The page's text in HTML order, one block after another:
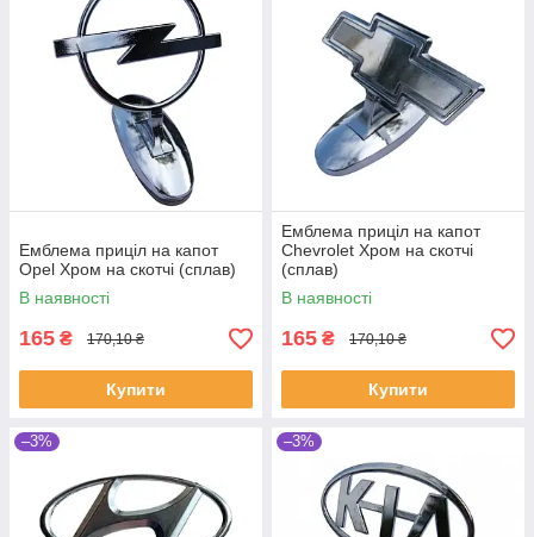
Емблема приціл на капот
Opel Хром на скотчі (сплав)
В наявності
165 ₴ 170,10 ₴
Купити
Емблема приціл на капот
Chevrolet Хром на скотчі
(сплав)
В наявності
165 ₴ 170,10 ₴
Купити
–3% –3%